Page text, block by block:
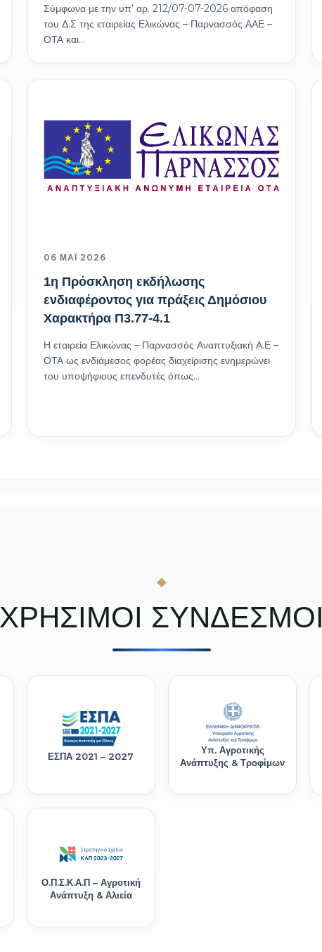
Σύμφωνα με την υπ’ αρ. 212/07-07-2026 απόφαση
του Δ.Σ της εταιρείας Ελικώνας – Παρνασσός ΑΑΕ –
ΟΤΑ και…
06 ΜΆΙ 2026
1η Πρόσκληση εκδήλωσης
ενδιαφέροντος για πράξεις Δημόσιου
Χαρακτήρα Π3.77-4.1
Η εταιρεία Ελικώνας – Παρνασσός Αναπτυξιακή Α.Ε –
ΟΤΑ ως ενδιάμεσος φορέας διαχείρισης ενημερώνει
του υποψήφιους επενδυτές όπως…
ΧΡΗΣΙΜΟΙ ΣΥΝΔΕΣΜΟΙ
ΕΣΠΑ 2021 – 2027
Υπ. Αγροτικής
Ανάπτυξης & Τροφίμων
Ο.Π.Σ.Κ.Α.Π – Αγροτική
Ανάπτυξη & Αλιεία